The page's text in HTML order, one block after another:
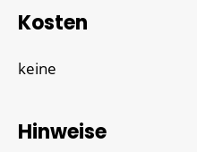
Kosten
keine
Hinweise